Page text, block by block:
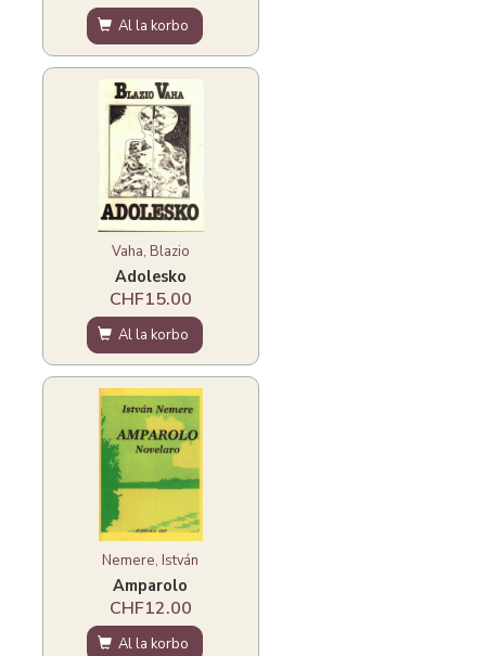
Al la korbo
Vaha, Blazio
Adolesko
CHF15.00
Al la korbo
Nemere, István
Amparolo
CHF12.00
Al la korbo